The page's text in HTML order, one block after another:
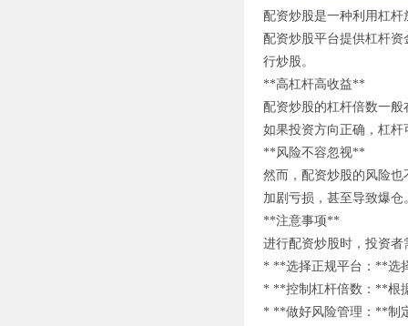
配资炒股是一种利用杠
配资炒股平台提供杠杆
行炒股。
**高杠杆高收益**
配资炒股的杠杆倍数一
如果投资方向正确，杠
**风险不容忽视**
然而，配资炒股的风险
加剧亏损，甚至导致爆仓
**注意事项**
进行配资炒股时，投资
* **选择正规平台：**选
* **控制杠杆倍数：**根
* **做好风险管理：**制